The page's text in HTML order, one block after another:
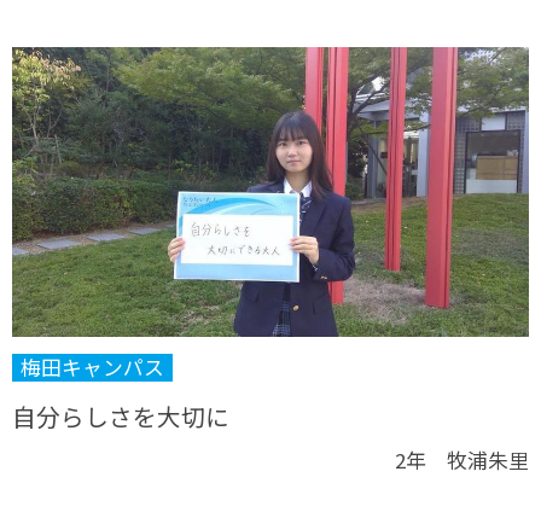
梅田キャンパス
自分らしさを大切に
2年 牧浦朱里